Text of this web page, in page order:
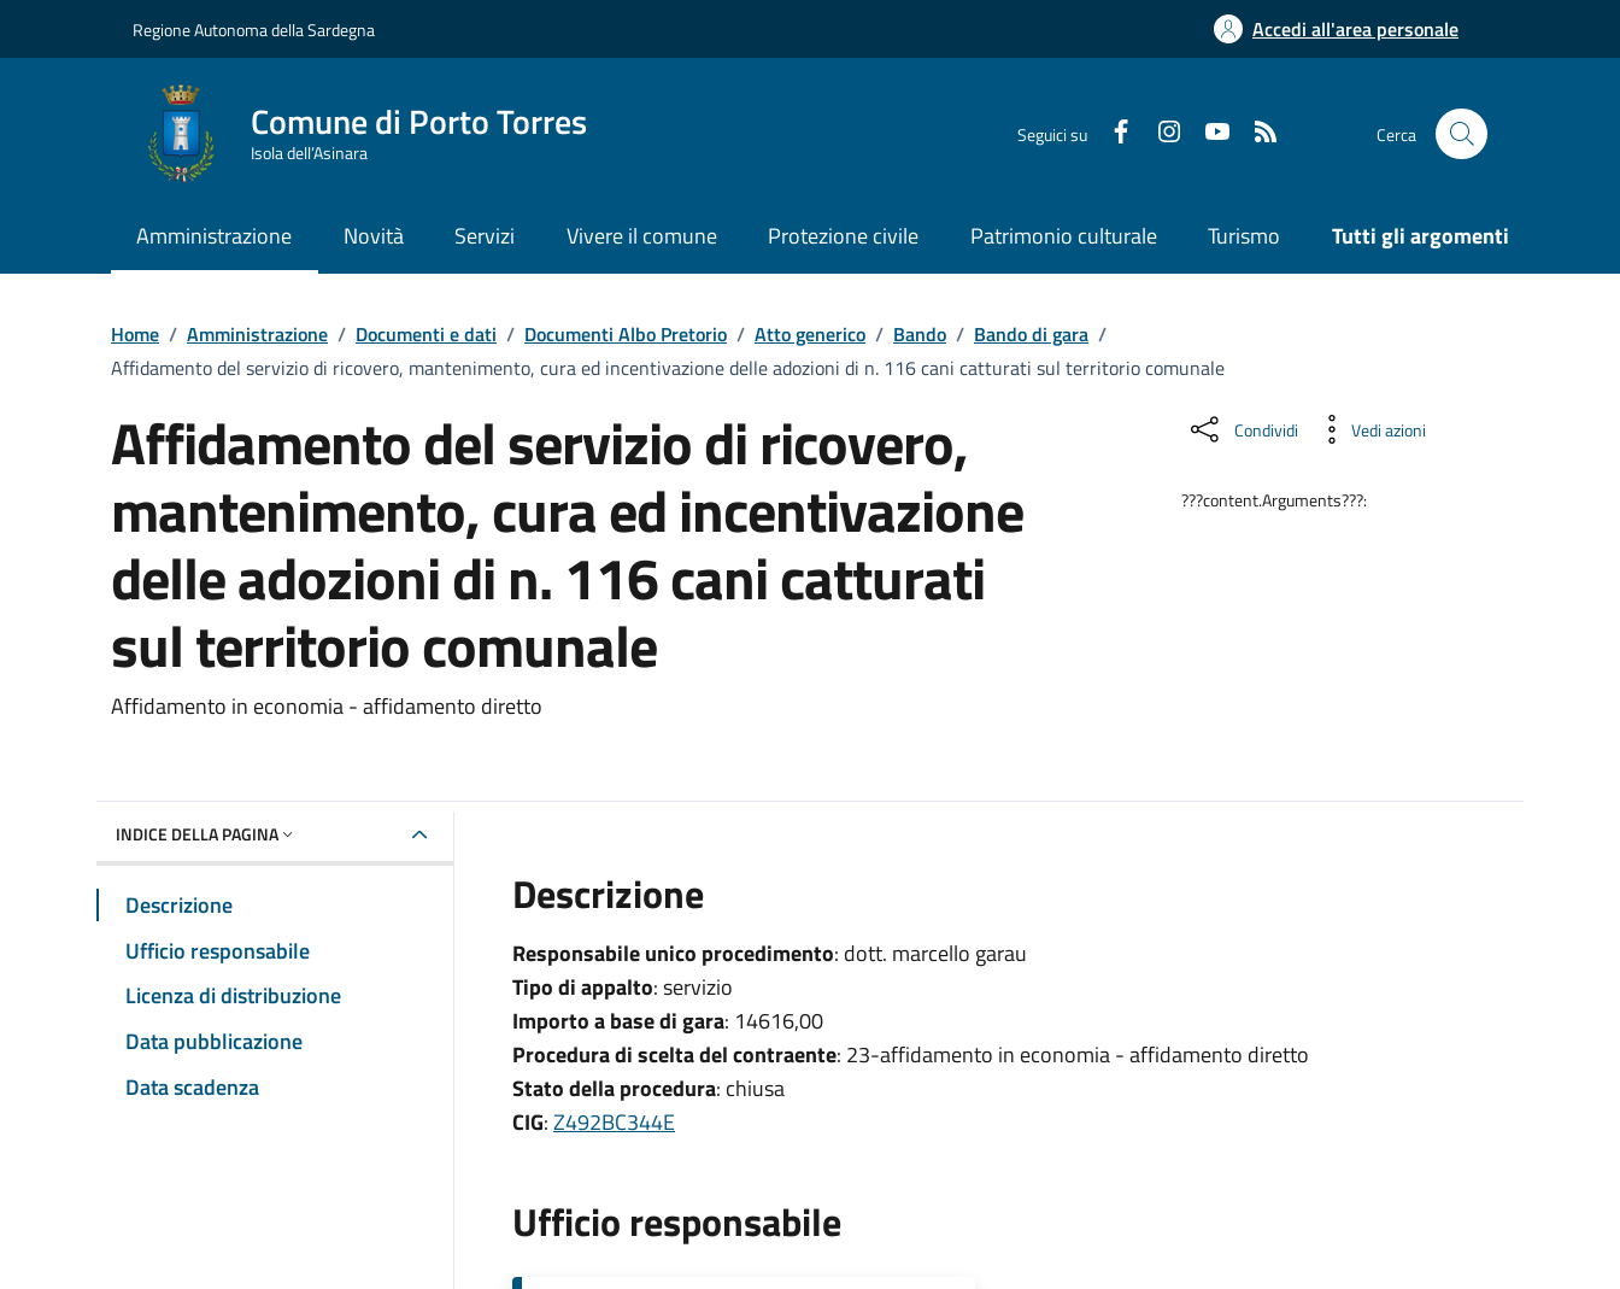
Regione Autonoma della Sardegna Accedi all'area personale
Comune di Porto Torres
Isola dell’Asinara
Seguici su Cerca
Amministrazione Novità Servizi Vivere il comune Protezione civile Patrimonio culturale Turismo Tutti gli argomenti
Home / Amministrazione / Documenti e dati / Documenti Albo Pretorio / Atto generico / Bando / Bando di gara /
Affidamento del servizio di ricovero, mantenimento, cura ed incentivazione delle adozioni di n. 116 cani catturati sul territorio comunale
Affidamento del servizio di ricovero,
mantenimento, cura ed incentivazione
delle adozioni di n. 116 cani catturati
sul territorio comunale
Dettaglio del documento
Affidamento in economia - affidamento diretto
Condividi Vedi azioni
???content.Arguments???:
INDICE DELLA PAGINA
Descrizione
Ufficio responsabile
Licenza di distribuzione
Data pubblicazione
Data scadenza
Descrizione
Responsabile unico procedimento: dott. marcello garau
Tipo di appalto: servizio
Importo a base di gara: 14616,00
Procedura di scelta del contraente: 23-affidamento in economia - affidamento diretto
Stato della procedura: chiusa
CIG:Z492BC344E
Ufficio responsabile